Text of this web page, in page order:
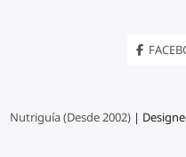
Nutriguía (Desde 2002)|